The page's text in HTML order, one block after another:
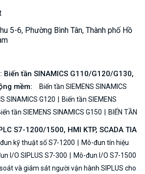
5-6, Phường Bình Tân, Thành phố Hồ
tần SINAMICS G110/G120/G130,
mềm:
Biến tần SIEMENS SINAMICS
SINAMICS G120
Biến tần SIEMENS
tần SIEMENS SINAMICS G150 BIẾN TẦN
S7-1200/1500, HMI KTP, SCADA TIA
kỹ thuật số S7-1200
Mô-đun tín hiệu
I/O SIPLUS S7-300
Mô-đun I/O S7-1500
và giám sát người vận hành SIPLUS cho